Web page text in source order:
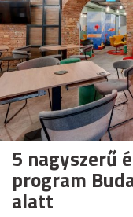
5 nagyszerű
program
alatt